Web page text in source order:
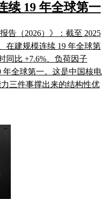
续 19 年全球第一
告（2026）》：截至 2025
在建规模连续 19 年全球第
同比 +7.6%、负荷因子
年全球第一。这是中国核电
三件事撑出来的结构性优